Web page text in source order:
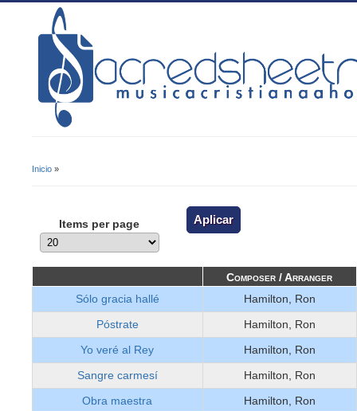
Inicio »
Items per page
Composer / Arranger
Sólo gracia hallé
Hamilton, Ron
Póstrate
Hamilton, Ron
Yo veré al Rey
Hamilton, Ron
Sangre carmesí
Hamilton, Ron
Obra maestra
Hamilton, Ron